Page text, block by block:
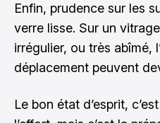
Enfin, prudence sur les
verre lisse. Sur un
irrégulier, ou très abîmé,
déplacement peuvent
Le bon état d’esprit,